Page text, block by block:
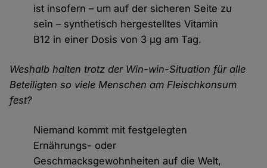
ist insofern – um auf der sicheren Seite zu
sein – synthetisch hergestelltes Vitamin
B12 in einer Dosis von 3 µg am Tag.
Weshalb halten trotz der Win-win-Situation für alle
Beteiligten so viele Menschen am Fleischkonsum
fest?
Niemand kommt mit festgelegten
Ernährungs- oder
Geschmacksgewohnheiten auf die Welt,